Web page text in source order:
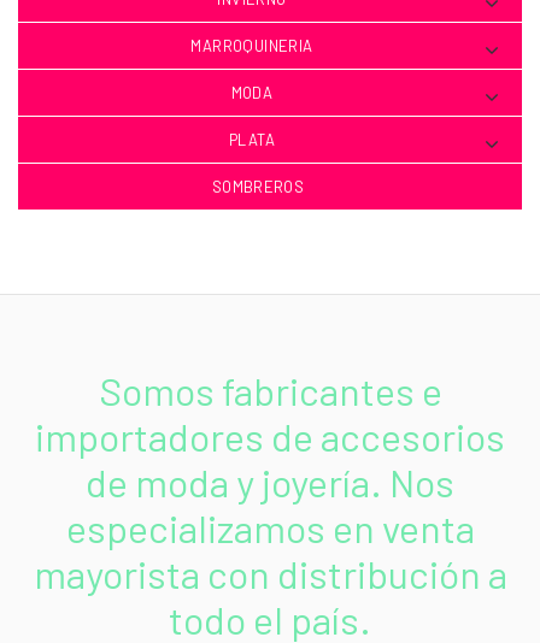
MARROQUINERIA
MODA
PLATA
SOMBREROS
Somos fabricantes e
importadores de accesorios
de moda y joyería. Nos
especializamos en venta
mayorista con distribución a
todo el país.